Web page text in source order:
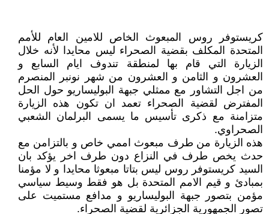
كريستوفر روس المبعوث الخاص للامين العام للأمم
المتحدة المكلف بقضية الصحراء ليس محايدا لأنه خلال
الزيارة التي قام بها لمنطقة تندوف ايام السابع و
العشرون و الثامن و العشرون من شهر نونبر المنصرم
من اجل التشاور مع ممثلي جبهة البوليساريو حول الحل
المفترض لقضية الصحراء تعمد ان تكون هذه الزيارة
متزامنة مع ذكرى تأسيس ما يسمى البرلمان الشعبي
الصحراوي.
هذه الزيارة من طرف مبعوث اممي خاص و بالتزامن مع
حدث يخص طرف في النزاع دون طرف اخر يؤكد بان
السيد كريستوفر روس ليس بتاتا مبعوثا محايدا و لا مؤمنا
بمبادئ و قيم الامم المتحدة بل هو فقط وسيط سياسي
مؤمن بتصور جبهة البوليساريو و مدافع مستميت على
تصور الجمهورية الجزائرية لقضية الصحراء.